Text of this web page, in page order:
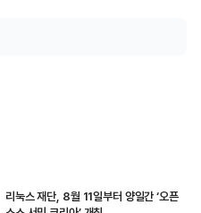
리눅스 재단, 8월 11일부터 양일간 ‘오픈